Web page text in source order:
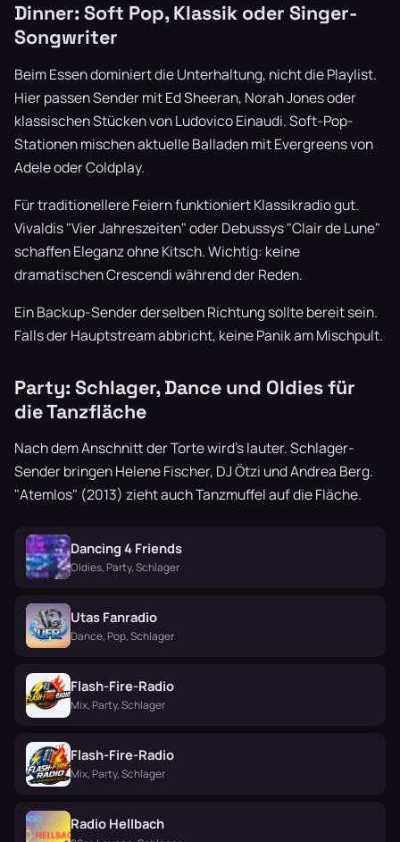
Dinner: Soft Pop, Klassik oder Singer-
Songwriter
Beim Essen dominiert die Unterhaltung, nicht die Playlist.
Hier passen Sender mit Ed Sheeran, Norah Jones oder
klassischen Stücken von Ludovico Einaudi. Soft-Pop-
Stationen mischen aktuelle Balladen mit Evergreens von
Adele oder Coldplay.
Für traditionellere Feiern funktioniert Klassikradio gut.
Vivaldis "Vier Jahreszeiten" oder Debussys "Clair de Lune"
schaffen Eleganz ohne Kitsch. Wichtig: keine
dramatischen Crescendi während der Reden.
Ein Backup-Sender derselben Richtung sollte bereit sein.
Falls der Hauptstream abbricht, keine Panik am Mischpult.
Party: Schlager, Dance und Oldies für
die Tanzfläche
Nach dem Anschnitt der Torte wird's lauter. Schlager-
Sender bringen Helene Fischer, DJ Ötzi und Andrea Berg.
"Atemlos" (2013) zieht auch Tanzmuffel auf die Fläche.
Dancing 4 Friends
Oldies, Party, Schlager
Utas Fanradio
Dance, Pop, Schlager
Flash-Fire-Radio
Mix, Party, Schlager
Flash-Fire-Radio
Mix, Party, Schlager
Radio Hellbach